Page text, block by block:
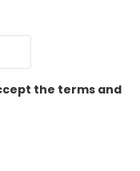
the terms and